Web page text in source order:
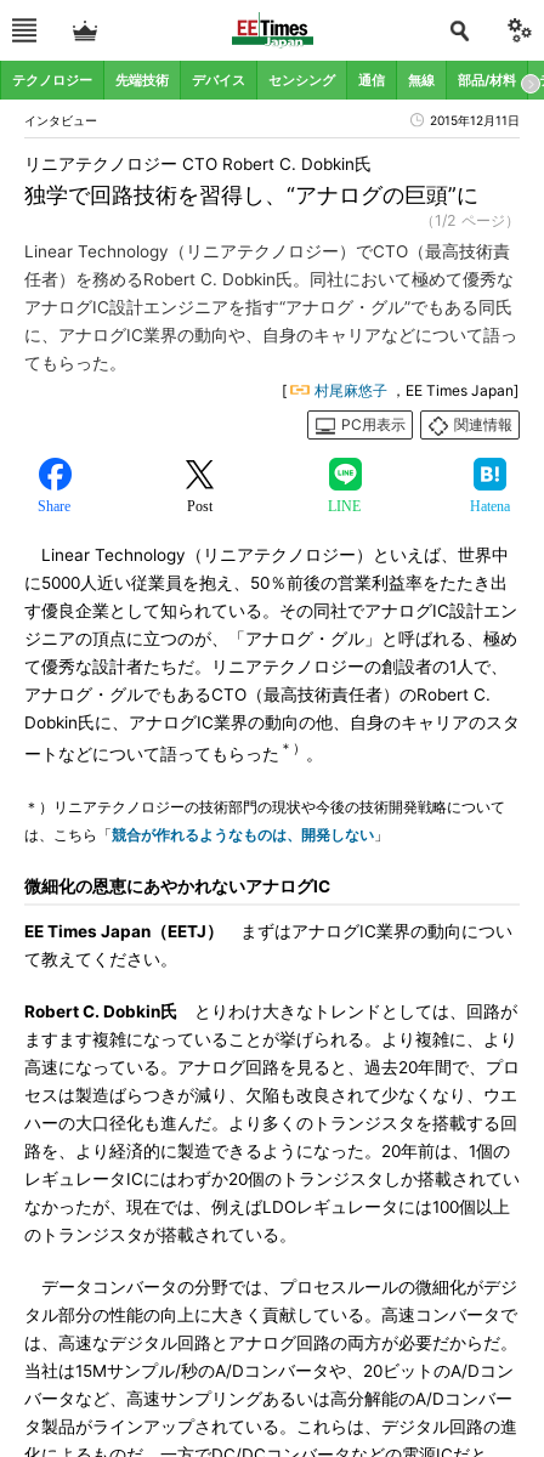
テクノロジー 先端技術 デバイス センシング 通信 無線 部品/材料
インタビュー 2015年12月11日
独学で回路技術を習得し、“アナログの巨頭”に
リニアテクノロジー CTO Robert C. Dobkin氏
（1/2 ページ）
Linear Technology（リニアテクノロジー）でCTO（最高技術責
任者）を務めるRobert C. Dobkin氏。同社において極めて優秀な
アナログIC設計エンジニアを指す“アナログ・グル”でもある同氏
に、アナログIC業界の動向や、自身のキャリアなどについて語っ
てもらった。
[ 村尾麻悠子 ，EE Times Japan]
PC用表示
関連情報
Share Post LINE Hatena
Linear Technology（リニアテクノロジー）といえば、世界中
に5000人近い従業員を抱え、50％前後の営業利益率をたたき出
す優良企業として知られている。その同社でアナログIC設計エン
ジニアの頂点に立つのが、「アナログ・グル」と呼ばれる、極め
て優秀な設計者たちだ。リニアテクノロジーの創設者の1人で、
アナログ・グルでもあるCTO（最高技術責任者）のRobert C.
Dobkin氏に、アナログIC業界の動向の他、自身のキャリアのスタ
ートなどについて語ってもらった ＊） 。
＊）リニアテクノロジーの技術部門の現状や今後の技術開発戦略について
は、こちら「競合が作れるようなものは、開発しない 」
微細化の恩恵にあやかれないアナログIC
EE Times Japan（EETJ）
まずはアナログIC業界の動向につい
て教えてください。
Robert C. Dobkin氏 とりわけ大きなトレンドとしては、回路が
ますます複雑になっていることが挙げられる。より複雑に、より
高速になっている。アナログ回路を見ると、過去20年間で、プロ
セスは製造ばらつきが減り、欠陥も改良されて少なくなり、ウエ
ハーの大口径化も進んだ。より多くのトランジスタを搭載する回
路を、より経済的に製造できるようになった。20年前は、1個の
レギュレータICにはわずか20個のトランジスタしか搭載されてい
なかったが、現在では、例えばLDOレギュレータには100個以上
のトランジスタが搭載されている。
データコンバータの分野では、プロセスルールの微細化がデジ
タル部分の性能の向上に大きく貢献している。高速コンバータで
は、高速なデジタル回路とアナログ回路の両方が必要だからだ。
当社は15Mサンプル/秒のA/Dコンバータや、20ビットのA/Dコン
バータなど、高速サンプリングあるいは高分解能のA/Dコンバー
タ製品がラインアップされている。これらは、デジタル回路の進